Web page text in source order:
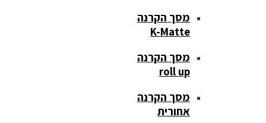
מסך הקרנה
K-Matte
מסך הקרנה
roll up
מסך הקרנה
אחורית